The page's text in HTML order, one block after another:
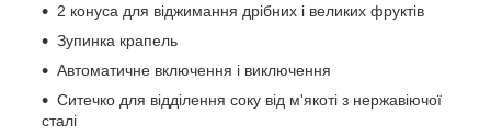
2 конуса для віджимання дрібних і великих фруктів
Зупинка крапель
Автоматичне включення і виключення
Ситечко для відділення соку від м'якоті з нержавіючої
сталі